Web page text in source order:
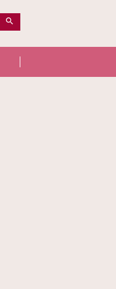
search